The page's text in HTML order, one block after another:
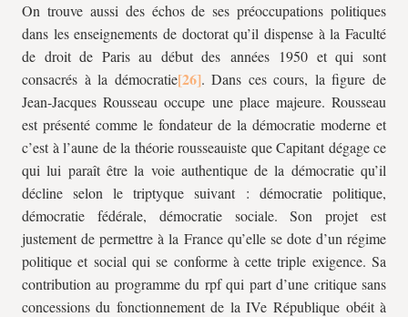
On trouve aussi des échos de ses préoccupations politiques
dans les enseignements de doctorat qu’il dispense à la Faculté
de droit de Paris au début des années 1950 et qui sont
consacrés à la démocratie
. Dans ces cours, la figure de
Jean-Jacques Rousseau occupe une place majeure. Rousseau
est présenté comme le fondateur de la démocratie moderne et
c’est à l’aune de la théorie rousseauiste que Capitant dégage ce
qui lui paraît être la voie authentique de la démocratie qu’il
décline selon le triptyque suivant : démocratie politique,
démocratie fédérale, démocratie sociale. Son projet est
justement de permettre à la France qu’elle se dote d’un régime
politique et social qui se conforme à cette triple exigence. Sa
contribution au programme du rpfqui part d’une critique sans
concessions du fonctionnement de la IVe République obéit à